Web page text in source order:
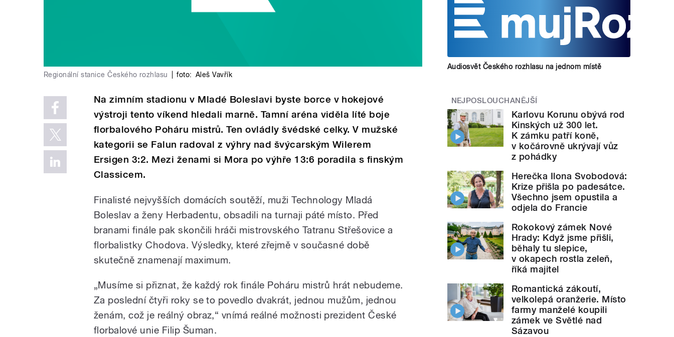
Regionální stanice Českého rozhlasu foto: Aleš Vavřík
Na zimním stadionu v Mladé Boleslavi byste borce v hokejové
výstroji tento víkend hledali marně. Tamní aréna viděla líté boje
florbalového Poháru mistrů. Ten ovládly švédské celky. V mužské
kategorii se Falun radoval z výhry nad švýcarským Wilerem
Ersigen 3:2. Mezi ženami si Mora po výhře 13:6 poradila s finským
Classicem.
Finalisté nejvyšších domácích soutěží, muži Technology Mladá
Boleslav a ženy Herbadentu, obsadili na turnaji páté místo. Před
branami finále pak skončili hráči mistrovského Tatranu Střešovice a
florbalistky Chodova. Výsledky, které zřejmě v současné době
skutečně znamenají maximum.
„Musíme si přiznat, že každý rok finále Poháru mistrů hrát nebudeme.
Za poslední čtyři roky se to povedlo dvakrát, jednou mužům, jednou
ženám, což je reálný obraz,“ vnímá reálné možnosti prezident České
florbalové unie Filip Šuman.
Audiosvět Českého rozhlasu na jednom místě
NEJPOSLOUCHANĚJŠÍ
Karlovu Korunu obývá rod
Kinských už 300 let.
K zámku patří koně,
v kočárovně ukrývají vůz
z pohádky
Herečka Ilona Svobodová:
Krize přišla po padesátce.
Všechno jsem opustila a
odjela do Francie
Rokokový zámek Nové
Hrady: Když jsme přišli,
běhaly tu slepice,
v okapech rostla zeleň,
říká majitel
Romantická zákoutí,
velkolepá oranžerie. Místo
farmy manželé koupili
zámek ve Světlé nad
Sázavou